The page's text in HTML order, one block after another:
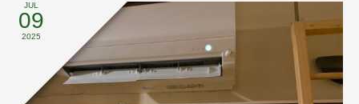
JUL
09
2025